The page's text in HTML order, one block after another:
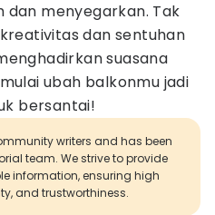
dan menyegarkan. Tak
dan sentuhan
suasana
ubah balkonmu jadi
bersantai!
writers and has been
team. We strive to provide
information, ensuring high
and trustworthiness.